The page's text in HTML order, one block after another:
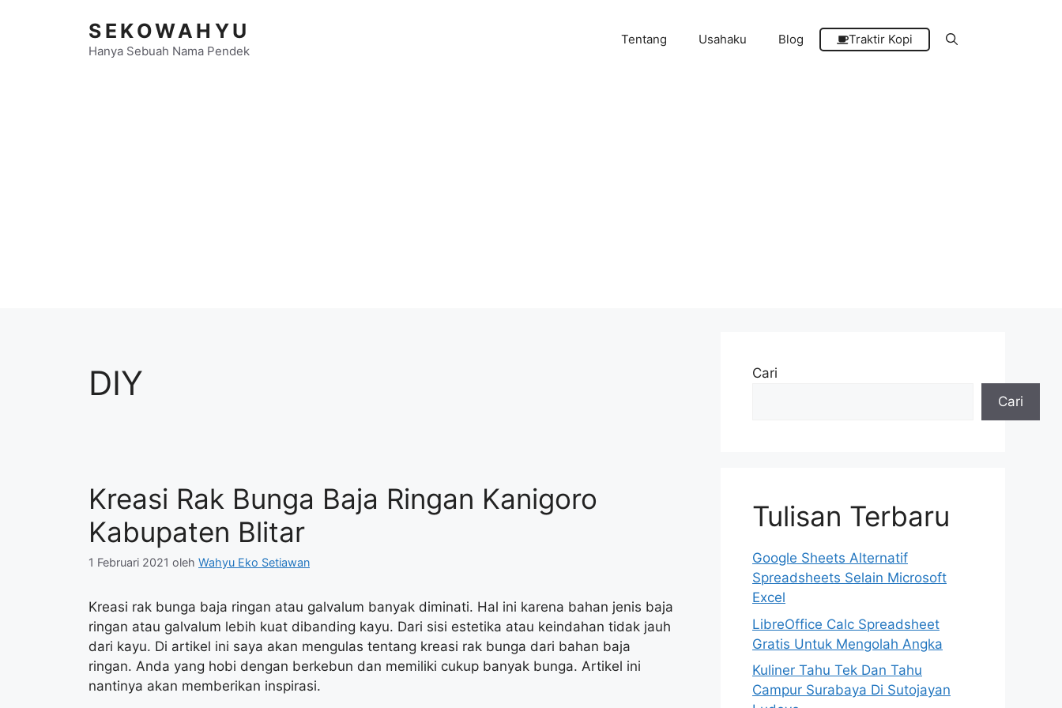
SEKOWAHYU
Hanya Sebuah Nama Pendek
Tentang Usahaku Blog Traktir Kopi
DIY
Kreasi Rak Bunga Baja Ringan Kanigoro
Kabupaten Blitar
1 Februari 2021 oleh Wahyu Eko Setiawan
Kreasi rak bunga baja ringan atau galvalum banyak diminati. Hal ini karena bahan jenis baja
ringan atau galvalum lebih kuat dibanding kayu. Dari sisi estetika atau keindahan tidak jauh
dari kayu. Di artikel ini saya akan mengulas tentang kreasi rak bunga dari bahan baja
ringan. Anda yang hobi dengan berkebun dan memiliki cukup banyak bunga. Artikel ini
nantinya akan memberikan inspirasi.
Cari
Cari
Tulisan Terbaru
Google Sheets Alternatif
Spreadsheets Selain Microsoft
Excel
LibreOffice Calc Spreadsheet
Gratis Untuk Mengolah Angka
Kuliner Tahu Tek Dan Tahu
Campur Surabaya Di Sutojayan